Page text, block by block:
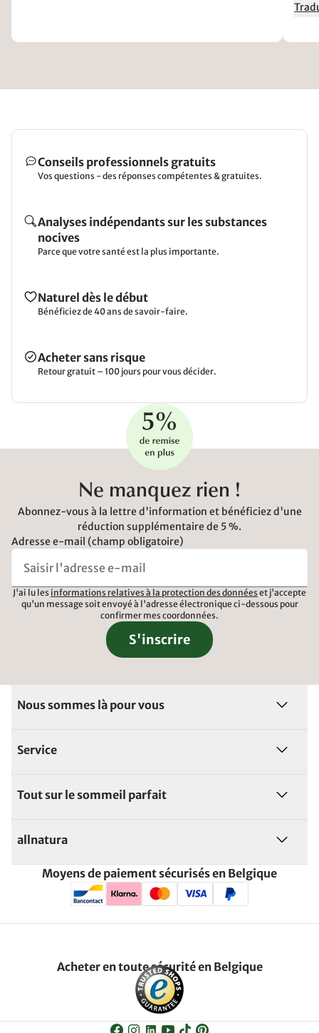
Conseils professionnels gratuits
Vos questions - des réponses compétentes & gratuites.
Analyses indépendants sur les substances
nocives
Parce que votre santé est la plus importante.
Naturel dès le début
Bénéficiez de 40 ans de savoir-faire.
Acheter sans risque
Retour gratuit – 100 jours pour vous décider.
Ne manquez rien !
Abonnez-vous à la lettre d'information et bénéficiez d'une
réduction supplémentaire de 5 %.
Adresse e-mail (champ obligatoire)
J'ai lu les informations relatives à la protection des données et j'accepte
qu'un message soit envoyé à l'adresse électronique ci-dessous pour
confirmer mes coordonnées.
S'inscrire
Nous sommes là pour vous
Service
Tout sur le sommeil parfait
allnatura
Moyens de paiement sécurisés en Belgique
Acheter en toute sécurité en Belgique